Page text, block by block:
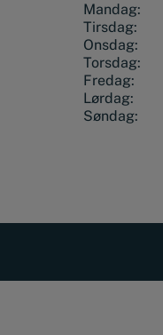
Mandag:
Tirsdag:
Onsdag:
Torsdag:
Fredag:
Lørdag:
Søndag: